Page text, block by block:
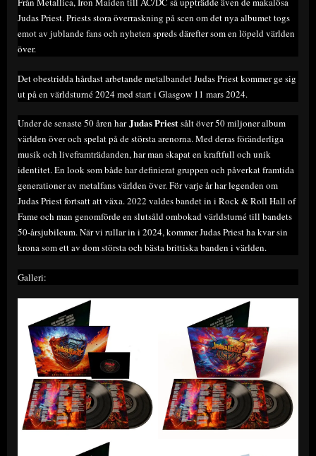
Judas Priest. Priests stora överraskning på scen om det nya albumet togs
emot av jublande fans och nyheten spreds därefter som en löpeld världen
över.
Det obestridda hårdast arbetande metalbandet Judas Priest kommer ge sig
ut på en världsturné 2024 med start i Glasgow 11 mars 2024.
Under de senaste 50 åren harJudas Priest sålt över 50 miljoner album
världen över och spelat på de största arenorna. Med deras föränderliga
musik och liveframträdanden, har man skapat en kraftfull och unik
identitet. En look som både har definierat gruppen och påverkat framtida
generationer av metalfans världen över. För varje år har legenden om
Judas Priest fortsatt att växa. 2022 valdes bandet in i Rock & Roll Hall of
Fame och man genomförde en slutsåld ombokad världsturné till bandets
50-årsjubileum. När vi rullar in i 2024, kommer Judas Priest ha kvar sin
krona som ett av dom största och bästa brittiska banden i världen.
Galleri: